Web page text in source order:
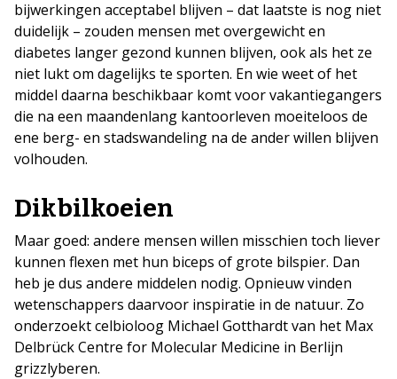
bijwerkingen acceptabel blijven – dat laatste is nog niet
duidelijk – zouden mensen met overgewicht en
diabetes langer gezond kunnen blijven, ook als het ze
niet lukt om dagelijks te sporten. En wie weet of het
middel daarna beschikbaar komt voor vakantiegangers
die na een maandenlang kantoorleven moeiteloos de
ene berg- en stadswandeling na de ander willen blijven
volhouden.
Dikbilkoeien
Maar goed: andere mensen willen misschien toch liever
kunnen flexen met hun biceps of grote bilspier. Dan
heb je dus andere middelen nodig. Opnieuw vinden
wetenschappers daarvoor inspiratie in de natuur. Zo
onderzoekt celbioloog Michael Gotthardt van het Max
Delbrück Centre for Molecular Medicine in Berlijn
grizzlyberen.